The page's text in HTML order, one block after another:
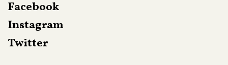
Facebook
Instagram
Twitter